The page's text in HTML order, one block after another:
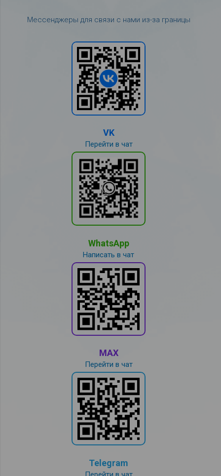
Мессенджеры для связи с нами из-за границы
VK
Перейти в чат
WhatsApp
Написать в чат
MAX
Перейти в чат
Telegram